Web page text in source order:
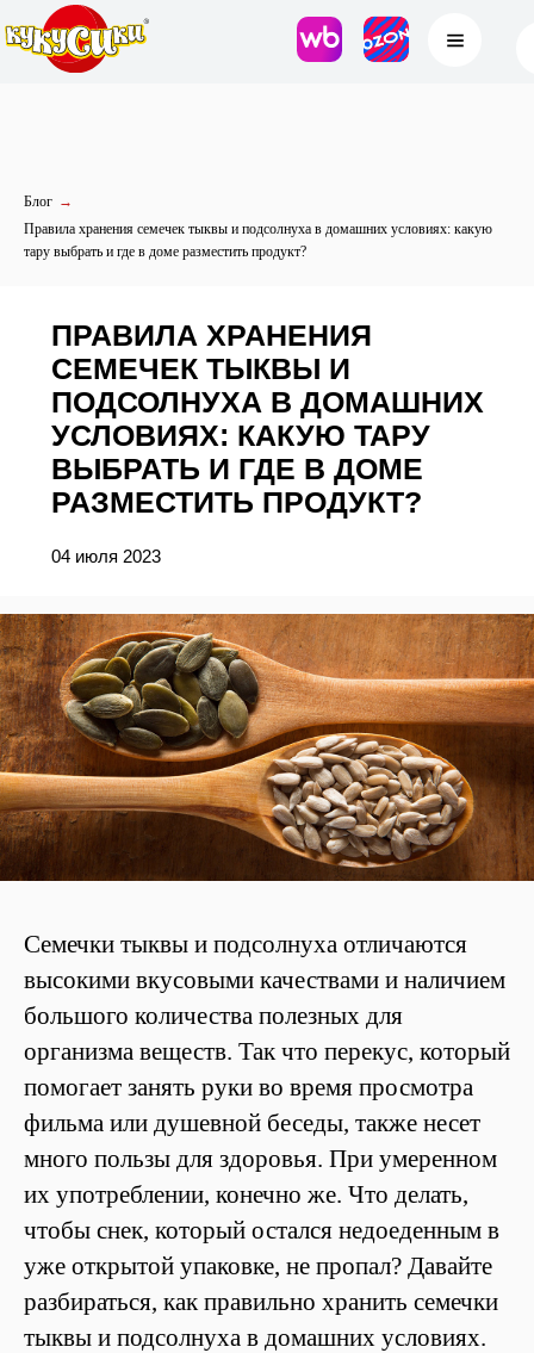
Блог →
Правила хранения семечек тыквы и подсолнуха в домашних условиях: какую
тару выбрать и где в доме разместить продукт?
ПРАВИЛА ХРАНЕНИЯ
СЕМЕЧЕК ТЫКВЫ И
ПОДСОЛНУХА В ДОМАШНИХ
УСЛОВИЯХ: КАКУЮ ТАРУ
ВЫБРАТЬ И ГДЕ В ДОМЕ
РАЗМЕСТИТЬ ПРОДУКТ?
04 июля 2023
Семечки тыквы и подсолнуха отличаются
высокими вкусовыми качествами и наличием
большого количества полезных для
организма веществ. Так что перекус, который
помогает занять руки во время просмотра
фильма или душевной беседы, также несет
много пользы для здоровья. При умеренном
их употреблении, конечно же. Что делать,
чтобы снек, который остался недоеденным в
уже открытой упаковке, не пропал? Давайте
разбираться, как правильно хранить семечки
тыквы и подсолнуха в домашних условиях.